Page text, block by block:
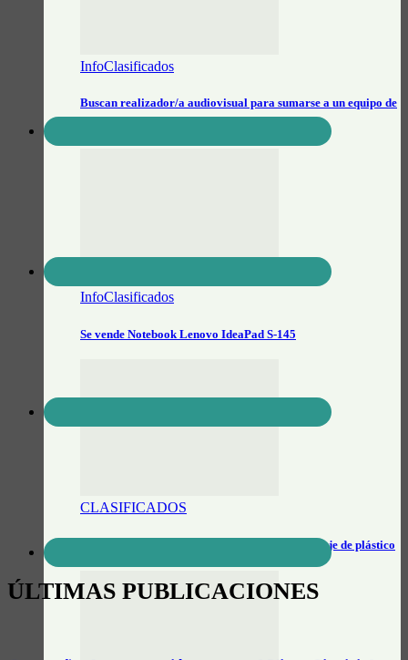
InfoClasificados
Buscan realizador/a audiovisual para sumarse a un equipo de
InfoClasificados
Se vende Notebook Lenovo IdeaPad S-145
CLASIFICADOS
Búsqueda laboral: Operario de planta de reciclaje de plástico
ÚLTIMAS PUBLICACIONES